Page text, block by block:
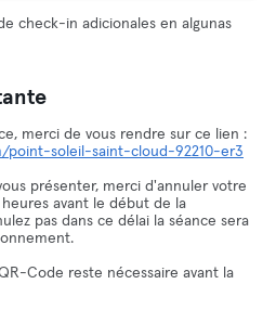
check-in adicionales en algunas
point-soleil-saint-cloud-92210-er3
présenter, merci d'annuler votre
avant le début de la
pas dans ce délai la séance sera
Code reste nécessaire avant la